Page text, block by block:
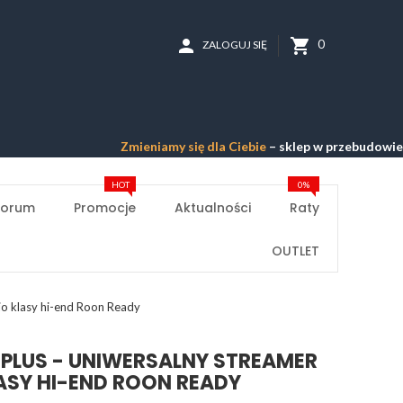
shopping_cart 0
person ZALOGUJ SIĘ
Zmieniamy się dla Ciebie– sklep w przebudowie –
Promocje
HOT
Aktualności Raty
0%
OUTLET
klasy hi-end Roon Ready
- UNIWERSALNY STREAMER
HI-END ROON READY